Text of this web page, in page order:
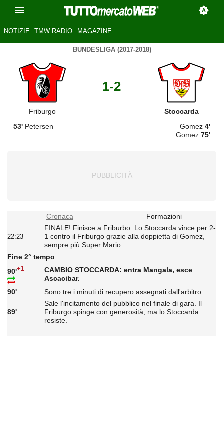
NOTIZIE TMW RADIO MAGAZINE
BUNDESLIGA (2017-2018)
Friburgo
1-2
Stoccarda
53' Petersen Gomez 4'
Gomez 75'
Cronaca Formazioni
22:23
FINALE! Finisce a Friburbo. Lo Stoccarda vince per 2-
1 contro il Friburgo grazie alla doppietta di Gomez,
sempre più Super Mario.
Fine 2° tempo
90'+1
CAMBIO STOCCARDA: entra Mangala, esce
Ascacibar.
90'
Sono tre i minuti di recupero assegnati dall'arbitro.
89'
Sale l'incitamento del pubblico nel finale di gara. Il
Friburgo spinge con generosità, ma lo Stoccarda
resiste.